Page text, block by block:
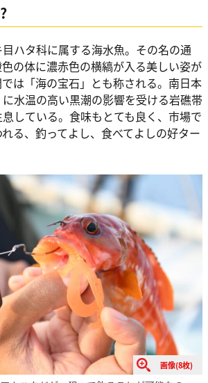
ハタ科に属する海水魚。その名の通
の体に濃赤色の横縞が入る美しい姿が
は「海の宝石」とも称される。南日本
水温の高い黒潮の影響を受ける岩礁帯
している。食味もとても良く、市場で
る、釣ってよし、食べてよしの好ター
画像(8枚)